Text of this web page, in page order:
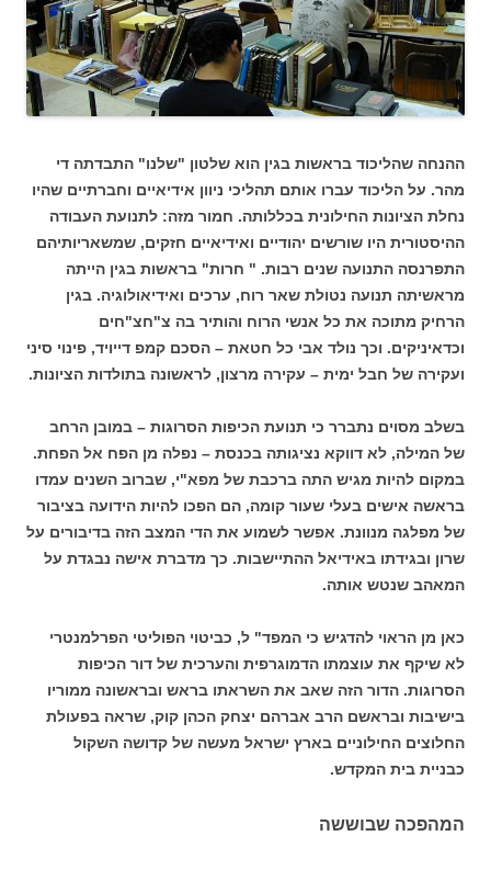
ההנחה שהליכוד בראשות בגין הוא שלטון "שלנו" התבדתה די
מהר. על הליכוד עברו אותם תהליכי ניוון אידיאיים וחברתיים שהיו
נחלת הציונות החילונית בכללותה. חמור מזה: לתנועת העבודה
ההיסטורית היו שורשים יהודיים ואידיאיים חזקים, שמשאריותיהם
התפרנסה התנועה שנים רבות. " חרות" בראשות בגין הייתה
מראשיתה תנועה נטולת שאר רוח, ערכים ואידיאולוגיה. בגין
הרחיק מתוכה את כל אנשי הרוח והותיר בה צ"חצ"חים
וכדאיניקים. וכך נולד אבי כל חטאת – הסכם קמפ דייויד, פינוי סיני
ועקירה של חבל ימית – עקירה מרצון, לראשונה בתולדות הציונות.
בשלב מסוים נתברר כי תנועת הכיפות הסרוגות – במובן הרחב
של המילה, לא דווקא נציגותה בכנסת – נפלה מן הפח אל הפחת.
במקום להיות מגיש התה ברכבת של מפא"י, שברוב השנים עמדו
בראשה אישים בעלי שעור קומה, הם הפכו להיות הידועה בציבור
של מפלגה מנוונת. אפשר לשמוע את הדי המצב הזה בדיבורים על
שרון ובגידתו באידיאל ההתיישבות. כך מדברת אישה נבגדת על
המאהב שנטש אותה.
כאן מן הראוי להדגיש כי המפד" ל, כביטוי הפוליטי הפרלמנטרי
לא שיקף את עוצמתו הדמוגרפית והערכית של דור הכיפות
הסרוגות. הדור הזה שאב את השראתו בראש ובראשונה ממוריו
בישיבות ובראשם הרב אברהם יצחק הכהן קוק, שראה בפעולת
החלוצים החילוניים בארץ ישראל מעשה של קדושה השקול
כבניית בית המקדש.
המהפכה שבוששה